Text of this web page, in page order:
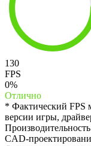
130
FPS
0%
Отлично
* Фактический FPS
версии игры,
CAD-